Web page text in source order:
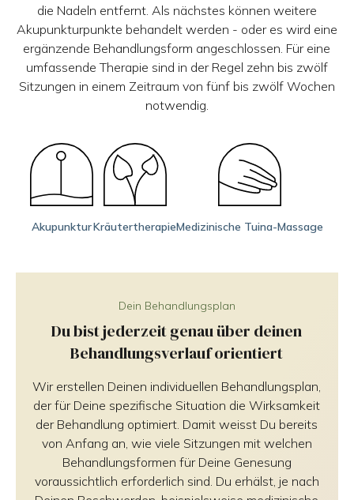
die Nadeln entfernt. Als nächstes können weitere
Akupunkturpunkte behandelt werden - oder es wird eine
ergänzende Behandlungsform angeschlossen. Für eine
umfassende Therapie sind in der Regel zehn bis zwölf
Sitzungen in einem Zeitraum von fünf bis zwölf Wochen
notwendig.
AkupunkturKräutertherapieMedizinische Tuina-Massage
Dein Behandlungsplan
Du bist jederzeit genau über deinen
Behandlungsverlauf orientiert
Wir erstellen Deinen individuellen Behandlungsplan,
der für Deine spezifische Situation die Wirksamkeit
der Behandlung optimiert. Damit weisst Du bereits
von Anfang an, wie viele Sitzungen mit welchen
Behandlungsformen für Deine Genesung
voraussichtlich erforderlich sind. Du erhälst, je nach